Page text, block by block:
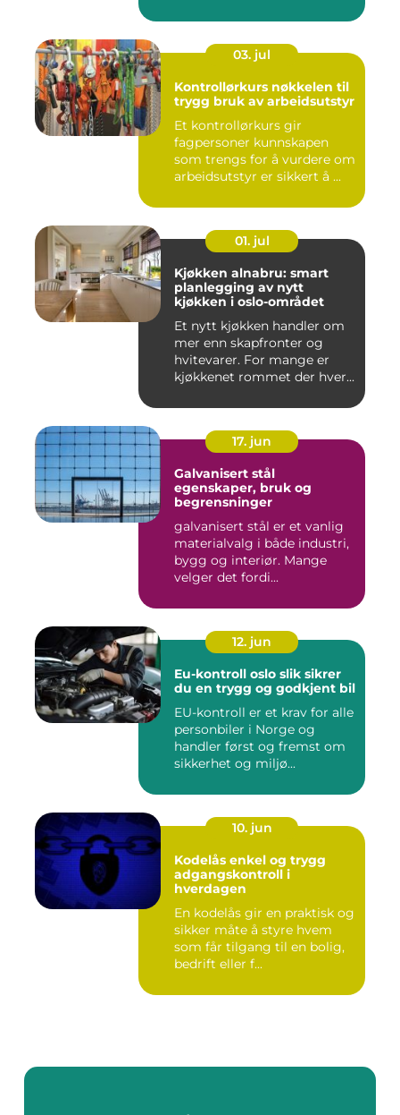
03. jul
Kontrollørkurs nøkkelen til
trygg bruk av arbeidsutstyr
Et kontrollørkurs gir
fagpersoner kunnskapen
som trengs for å vurdere om
arbeidsutstyr er sikkert å ...
01. jul
Kjøkken alnabru: smart
planlegging av nytt
kjøkken i oslo-området
Et nytt kjøkken handler om
mer enn skapfronter og
hvitevarer. For mange er
kjøkkenet rommet der hver...
17. jun
Galvanisert stål
egenskaper, bruk og
begrensninger
galvanisert stål er et vanlig
materialvalg i både industri,
bygg og interiør. Mange
velger det fordi...
12. jun
Eu-kontroll oslo slik sikrer
du en trygg og godkjent bil
EU-kontroll er et krav for alle
personbiler i Norge og
handler først og fremst om
sikkerhet og miljø...
10. jun
Kodelås enkel og trygg
adgangskontroll i
hverdagen
En kodelås gir en praktisk og
sikker måte å styre hvem
som får tilgang til en bolig,
bedrift eller f...